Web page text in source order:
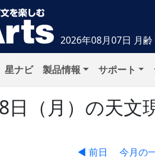
2026年08月07日 月齢
星ナビ 製品情報 サポート
日（月）の天文
◀ 前日 今月の